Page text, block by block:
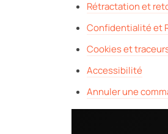
Rétractation et
Confidentialité et
Cookies et
Accessibilité
Annuler une